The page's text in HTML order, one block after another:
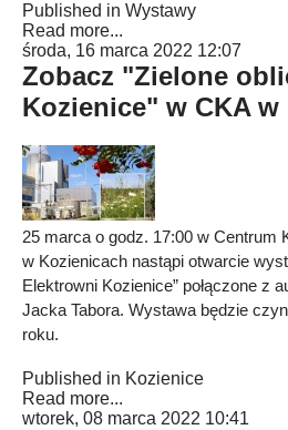
Published in Wystawy
Read more...
środa, 16 marca 2022 12:07
Zobacz "Zielone
Kozienice" w CKA
25 marca o godz. 17:00 w Centrum
w Kozienicach nastąpi otwarcie
Elektrowni Kozienice” połączone z
Jacka Tabora. Wystawa będzie
roku.
Published in Kozienice
Read more...
wtorek, 08 marca 2022 10:41